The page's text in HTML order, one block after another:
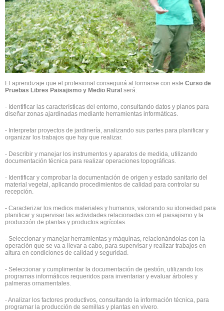
El aprendizaje que el profesional conseguirá al formarse con este Curso de
Pruebas Libres Paisajismo y Medio Rural será:
- Identificar las características del entorno, consultando datos y planos para
diseñar zonas ajardinadas mediante herramientas informáticas.
- Interpretar proyectos de jardinería, analizando sus partes para planificar y
organizar los trabajos que hay que realizar.
- Describir y manejar los instrumentos y aparatos de medida, utilizando
documentación técnica para realizar operaciones topográficas.
- Identificar y comprobar la documentación de origen y estado sanitario del
material vegetal, aplicando procedimientos de calidad para controlar su
recepción.
- Caracterizar los medios materiales y humanos, valorando su idoneidad para
planificar y supervisar las actividades relacionadas con el paisajismo y la
producción de plantas y productos agrícolas.
- Seleccionar y manejar herramientas y máquinas, relacionándolas con la
operación que se va a llevar a cabo, para supervisar y realizar trabajos en
altura en condiciones de calidad y seguridad.
- Seleccionar y cumplimentar la documentación de gestión, utilizando los
programas informáticos requeridos para inventariar y evaluar árboles y
palmeras ornamentales.
- Analizar los factores productivos, consultando la información técnica, para
programar la producción de semillas y plantas en vivero.